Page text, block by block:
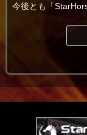
今後とも「